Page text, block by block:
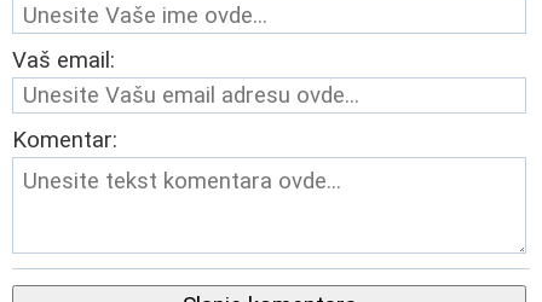
Vaš email:
Komentar: